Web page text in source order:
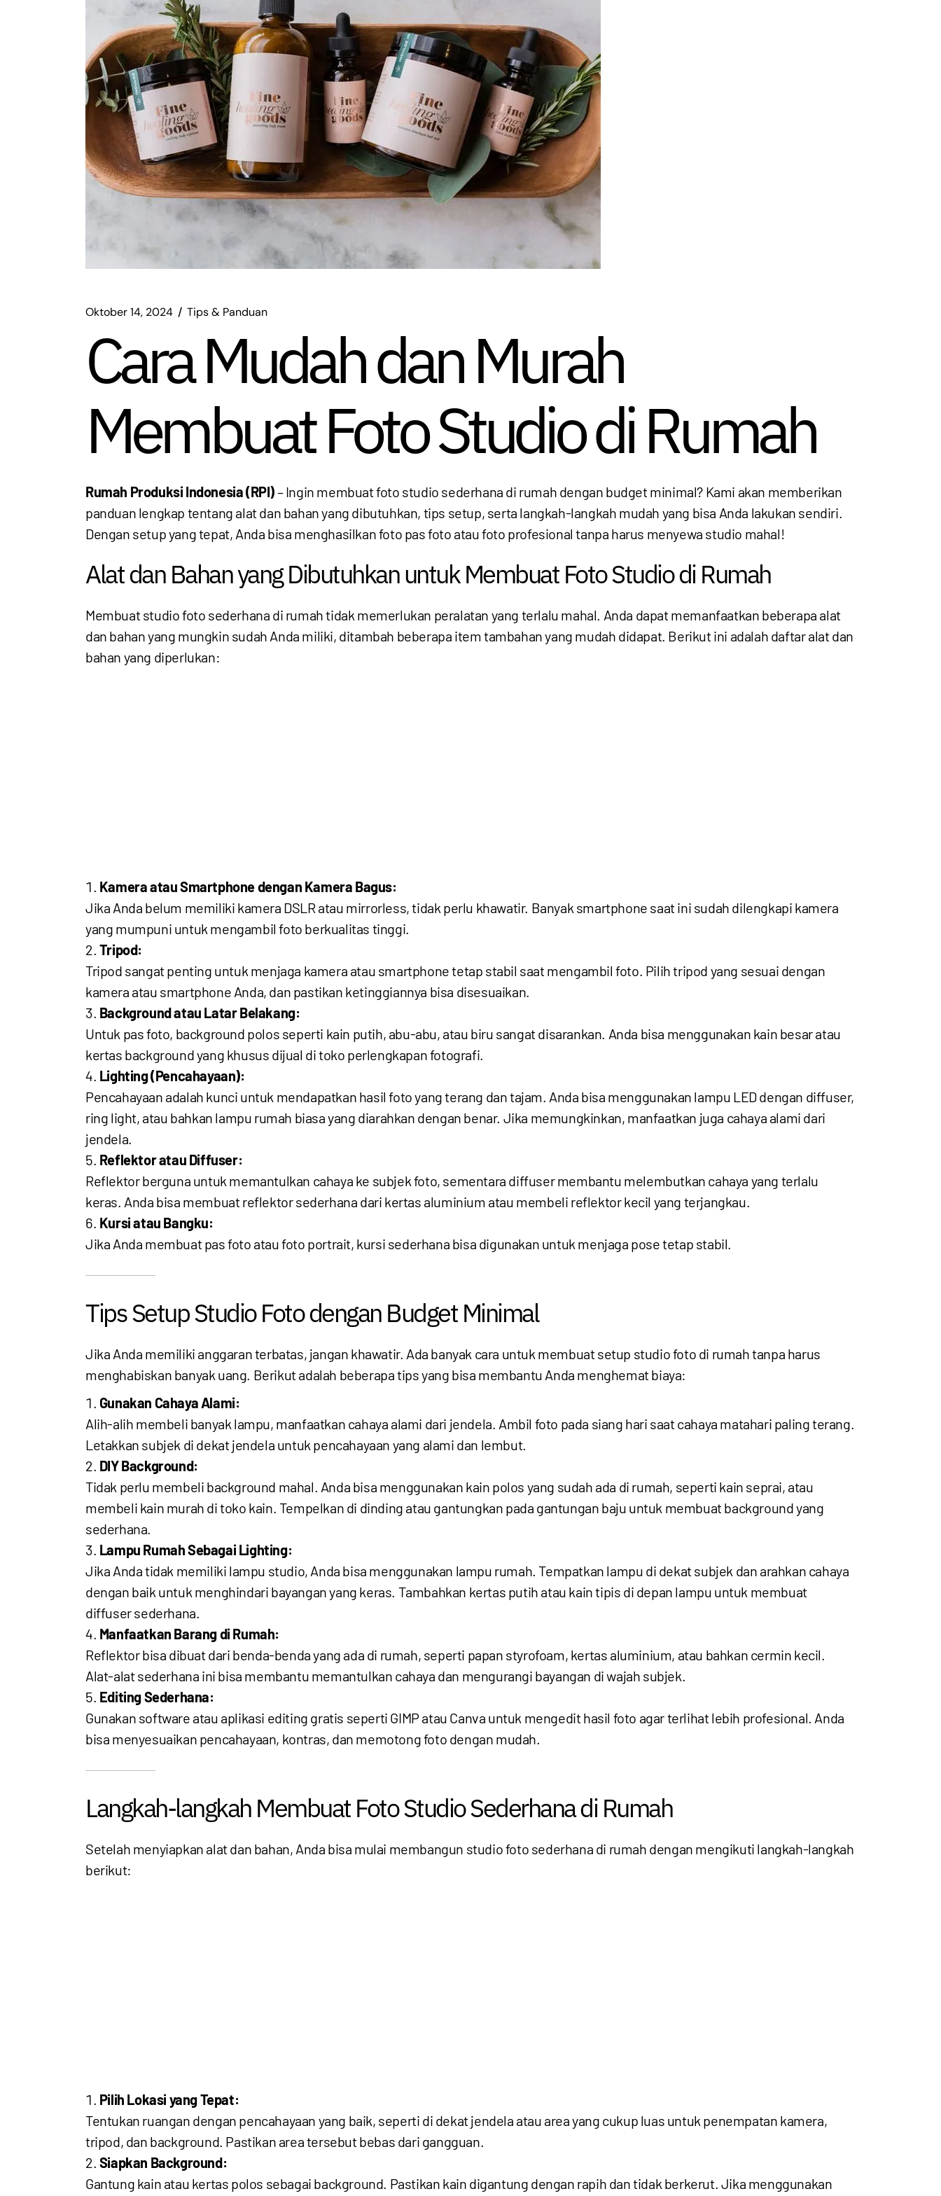
Oktober 14, 2024 Tips & Panduan
Cara Mudah dan Murah
Membuat Foto Studio di Rumah
Rumah Produksi Indonesia (RPI)– Ingin membuat foto studio sederhana di rumah dengan budget minimal? Kami akan memberikan
panduan lengkap tentang alat dan bahan yang dibutuhkan, tips setup, serta langkah-langkah mudah yang bisa Anda lakukan sendiri.
Dengan setup yang tepat, Anda bisa menghasilkan foto pas foto atau foto profesional tanpa harus menyewa studio mahal!
Alat dan Bahan yang Dibutuhkan untuk Membuat Foto Studio di Rumah
Membuat studio foto sederhana di rumah tidak memerlukan peralatan yang terlalu mahal. Anda dapat memanfaatkan beberapa alat
dan bahan yang mungkin sudah Anda miliki, ditambah beberapa item tambahan yang mudah didapat. Berikut ini adalah daftar alat dan
bahan yang diperlukan:
Kamera atau Smartphone dengan Kamera Bagus:
Jika Anda belum memiliki kamera DSLR atau mirrorless, tidak perlu khawatir. Banyak smartphone saat ini sudah dilengkapi kamera
yang mumpuni untuk mengambil foto berkualitas tinggi.
Tripod:
Tripod sangat penting untuk menjaga kamera atau smartphone tetap stabil saat mengambil foto. Pilih tripod yang sesuai dengan
kamera atau smartphone Anda, dan pastikan ketinggiannya bisa disesuaikan.
Background atau Latar Belakang:
Untuk pas foto, background polos seperti kain putih, abu-abu, atau biru sangat disarankan. Anda bisa menggunakan kain besar atau
kertas background yang khusus dijual di toko perlengkapan fotografi.
Lighting (Pencahayaan):
Pencahayaan adalah kunci untuk mendapatkan hasil foto yang terang dan tajam. Anda bisa menggunakan lampu LED dengan diffuser,
ring light, atau bahkan lampu rumah biasa yang diarahkan dengan benar. Jika memungkinkan, manfaatkan juga cahaya alami dari
jendela.
Reflektor atau Diffuser:
Reflektor berguna untuk memantulkan cahaya ke subjek foto, sementara diffuser membantu melembutkan cahaya yang terlalu
keras. Anda bisa membuat reflektor sederhana dari kertas aluminium atau membeli reflektor kecil yang terjangkau.
Kursi atau Bangku:
Jika Anda membuat pas foto atau foto portrait, kursi sederhana bisa digunakan untuk menjaga pose tetap stabil.
Tips Setup Studio Foto dengan Budget Minimal
Jika Anda memiliki anggaran terbatas, jangan khawatir. Ada banyak cara untuk membuat setup studio foto di rumah tanpa harus
menghabiskan banyak uang. Berikut adalah beberapa tips yang bisa membantu Anda menghemat biaya:
Gunakan Cahaya Alami:
Alih-alih membeli banyak lampu, manfaatkan cahaya alami dari jendela. Ambil foto pada siang hari saat cahaya matahari paling terang.
Letakkan subjek di dekat jendela untuk pencahayaan yang alami dan lembut.
DIY Background:
Tidak perlu membeli background mahal. Anda bisa menggunakan kain polos yang sudah ada di rumah, seperti kain seprai, atau
membeli kain murah di toko kain. Tempelkan di dinding atau gantungkan pada gantungan baju untuk membuat background yang
sederhana.
Lampu Rumah Sebagai Lighting:
Jika Anda tidak memiliki lampu studio, Anda bisa menggunakan lampu rumah. Tempatkan lampu di dekat subjek dan arahkan cahaya
dengan baik untuk menghindari bayangan yang keras. Tambahkan kertas putih atau kain tipis di depan lampu untuk membuat
diffuser sederhana.
Manfaatkan Barang di Rumah:
Reflektor bisa dibuat dari benda-benda yang ada di rumah, seperti papan styrofoam, kertas aluminium, atau bahkan cermin kecil.
Alat-alat sederhana ini bisa membantu memantulkan cahaya dan mengurangi bayangan di wajah subjek.
Editing Sederhana:
Gunakan software atau aplikasi editing gratis seperti GIMP atau Canva untuk mengedit hasil foto agar terlihat lebih profesional. Anda
bisa menyesuaikan pencahayaan, kontras, dan memotong foto dengan mudah.
Langkah-langkah Membuat Foto Studio Sederhana di Rumah
Setelah menyiapkan alat dan bahan, Anda bisa mulai membangun studio foto sederhana di rumah dengan mengikuti langkah-langkah
berikut:
Pilih Lokasi yang Tepat:
Tentukan ruangan dengan pencahayaan yang baik, seperti di dekat jendela atau area yang cukup luas untuk penempatan kamera,
tripod, dan background. Pastikan area tersebut bebas dari gangguan.
Siapkan Background:
Gantung kain atau kertas polos sebagai background. Pastikan kain digantung dengan rapih dan tidak berkerut. Jika menggunakan